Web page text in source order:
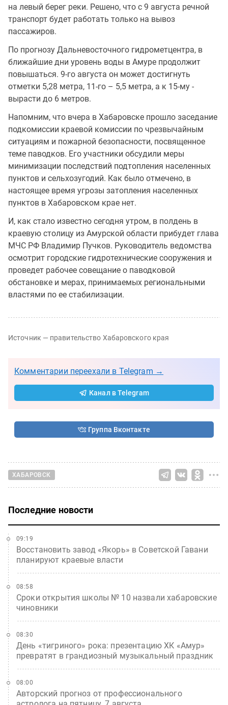
на левый берег реки. Решено, что с 9 августа речной
транспорт будет работать только на вывоз
пассажиров.
По прогнозу Дальневосточного гидрометцентра, в
ближайшие дни уровень воды в Амуре продолжит
повышаться. 9-го августа он может достигнуть
отметки 5,28 метра, 11-го – 5,5 метра, а к 15-му -
вырасти до 6 метров.
Напомним, что вчера в Хабаровске прошло заседание
подкомиссии краевой комиссии по чрезвычайным
ситуациям и пожарной безопасности, посвященное
теме паводков. Его участники обсудили меры
минимизации последствий подтопления населенных
пунктов и сельхозугодий. Как было отмечено, в
настоящее время угрозы затопления населенных
пунктов в Хабаровском крае нет.
И, как стало известно сегодня утром, в полдень в
краевую столицу из Амурской области прибудет глава
МЧС РФ Владимир Пучков. Руководитель ведомства
осмотрит городские гидротехнические сооружения и
проведет рабочее совещание о паводковой
обстановке и мерах, принимаемых региональными
властями по ее стабилизации.
Источник — правительство Хабаровского края
Комментарии переехали в Telegram →
Канал в Telegram
Группа Вконтакте
ХАБАРОВСК
Последние новости
Восстановить завод «Якорь» в Советской Гавани
планируют краевые власти
09:19
Сроки открытия школы № 10 назвали хабаровские
чиновники
08:58
День «тигриного» рока: презентацию ХК «Амур»
превратят в грандиозный музыкальный праздник
08:30
Авторский прогноз от профессионального
08:00